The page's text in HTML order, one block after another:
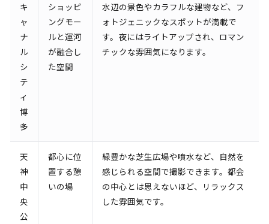
キ
ャ
ナ
ル
シ
テ
ィ
博
多
ショッピ
ングモー
ルと運河
が融合し
た空間
水辺の景色やカラフルな建物など、フ
ォトジェニックなスポットが満載で
す。夜にはライトアップされ、ロマン
チックな雰囲気になります。
天
神
中
央
公
都心に位
置する憩
いの場
緑豊かな芝生広場や噴水など、自然を
感じられる空間で撮影できます。都会
の中心とは思えないほど、リラックス
した雰囲気です。